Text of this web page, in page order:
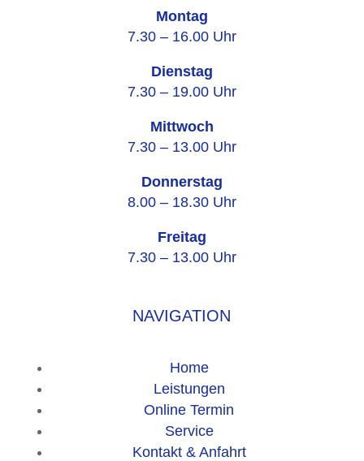
Montag
7.30 – 16.00 Uhr
Dienstag
7.30 – 19.00 Uhr
Mittwoch
7.30 – 13.00 Uhr
Donnerstag
8.00 – 18.30 Uhr
Freitag
7.30 – 13.00 Uhr
NAVIGATION
Home
Leistungen
Online Termin
Service
Kontakt & Anfahrt